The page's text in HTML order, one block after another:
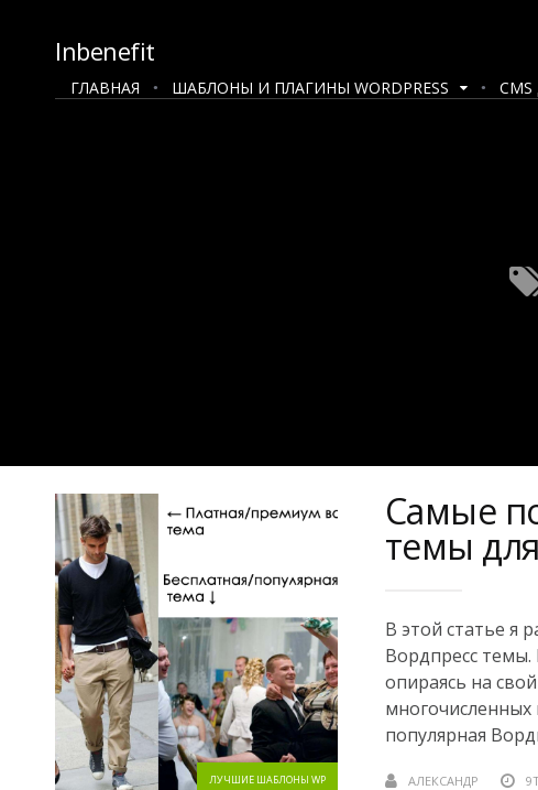
Inbenefit
ГЛАВНАЯ ШАБЛОНЫ И ПЛАГИНЫ WORDPRESS
ЛУЧШИЕ ШАБЛОНЫ WP
Самые
темы
В этой статье я
Вордпресс темы.
опираясь на
популярная
АЛЕКСАНДР